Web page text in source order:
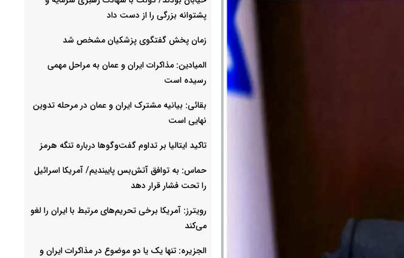
پشتوانه بزرگی را از دست داد
زمان پخش گفتگوی پزشکیان مشخص شد
المیادین: مذاکرات ایران و عمان به مراحل مهمی
رسیده است
بقائی: بیانیه مشترک ایران و عمان در مرحله تدوین
نهایی است
تاکید ایتالیا بر تداوم گفت‌وگوها درباره تنگه هرمز
حماس: به توافق آتش‌بس پایبندیم/ آمریکا اسرائیل
را تحت فشار قرار دهد
رویترز: آمریکا برخی تحریم‌های مرتبط با ایران را لغو
می‌کند
الجزیره: تنها یک یا دو موضوع در مذاکرات ایران و